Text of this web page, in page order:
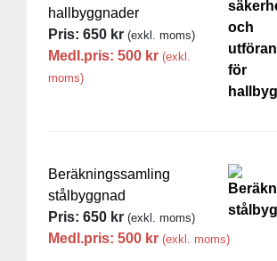
hallbyggnader
Pris: 650 kr (exkl. moms)
Medl.pris: 500 kr (exkl.
moms)
Beräkningssamling
stålbyggnad
Pris: 650 kr (exkl. moms)
Medl.pris: 500 kr (exkl. moms)